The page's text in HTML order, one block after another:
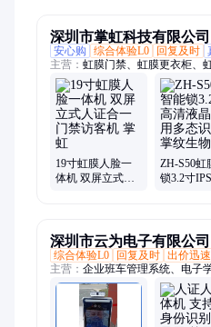
深圳市掌虹科技有限公司
安心购
综合体验L0 回复及时
主营： 虹膜门禁、虹膜更衣柜、
虹膜考勤机、虹膜识别闸机、虹
禁、虹膜识别门禁、虹膜人脸签
端、虹膜识别柜、虹膜识别考勤
码、虹膜无线模组
19寸虹膜人脸一
体机 双屏立式人
ZH-S50虹
锁3.2寸
深圳市云为电子有限公司
综合体验L0
回复及时 出价迅速
主营： 企业班车管理系统、电子
机、手环自助收发机、班车刷卡
机、公交刷卡机、班车人脸机、
机、校园接送管理系统、智能电